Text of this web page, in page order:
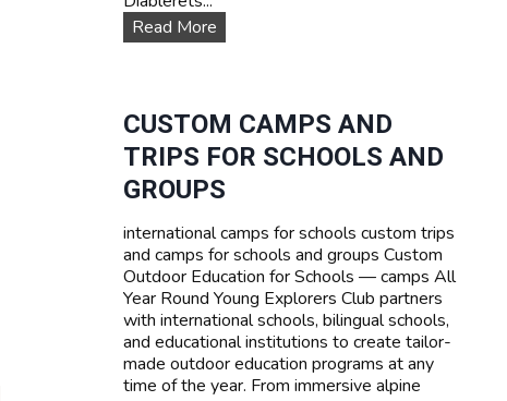
a
r
e
n
c
h
E
n
g
l
i
s
h
o
Read MoreO
u
c
c
o
m
m
d
a
t
i
o
n
s
CUSTOM CAMPS AND
TRIPS FOR SCHOOLS AND
GROUPS
international camps for schools custom trips
and camps for schools and groups Custom
Outdoor Education for Schools — camps All
Year Round Young Explorers Club partners
with international schools, bilingual schools,
and educational institutions to create tailor-
made outdoor education programs at any
time of the year. From immersive alpine